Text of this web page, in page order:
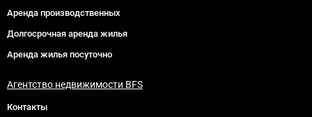
Аренда производственных
Долгосрочная аренда жилья
Аренда жилья посуточно
Агентство недвижимости BFS
Контакты